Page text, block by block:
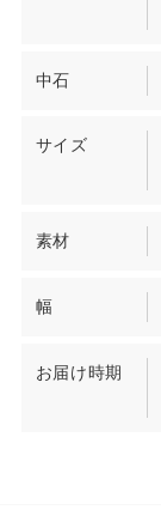
中石
サイズ
素材
幅
お届け時期